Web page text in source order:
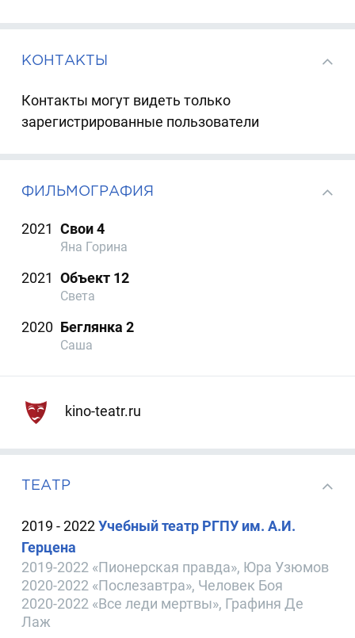
КОНТАКТЫ
Контакты могут видеть только
зарегистрированные пользователи
ФИЛЬМОГРАФИЯ
2021 Свои 4
Яна Горина
2021 Объект 12
Света
2020 Беглянка 2
Саша
kino-teatr.ru
ТЕАТР
2019 - 2022Учебный театр РГПУ им. А.И.
Герцена
2019-2022 «Пионерская правда», Юра Узюмов
2020-2022 «Послезавтра», Человек Боя
2020-2022 «Все леди мертвы», Графиня Де
Лаж